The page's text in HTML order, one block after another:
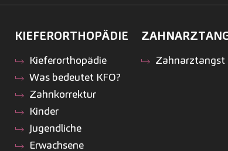
KIEFER­ORTHOPÄDIE
Kiefer­orthopädie
Was bedeutet KFO?
Zahnkorrektur
Kinder
Jugendliche
Erwachsene
Zahnarztangst